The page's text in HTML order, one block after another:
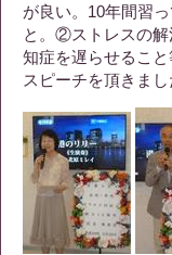
が良い。10年間習
と。②ストレスの
知症を遅らせるこ
スピーチを頂きまし